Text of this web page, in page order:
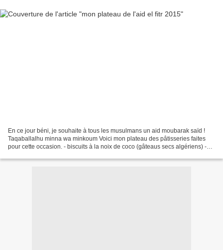
En ce jour béni, je souhaite à tous les musulmans un aid moubarak saïd !
Taqaballalhu minna wa minkoum Voici mon plateau des pâtisseries faites
pour cette occasion. - biscuits à la noix de coco (gâteaus secs algériens) -